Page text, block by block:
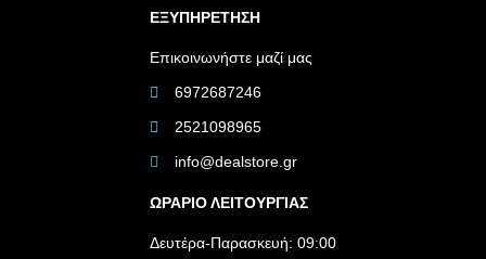
ΕΞΥΠΗΡΕΤΗΣΗ
Επικοινωνήστε μαζί μας
6972687246
2521098965
info@dealstore.gr
ΩΡΑΡΙΟ ΛΕΙΤΟΥΡΓΙΑΣ​
Δευτέρα-Παρασκευή: 09:00